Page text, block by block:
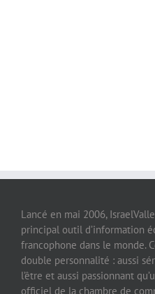
Lancé en mai 2006,
principal outil d’information
francophone dans le monde.
double personnalité : aussi
l’être et aussi passionnant
officiel de la chambre de